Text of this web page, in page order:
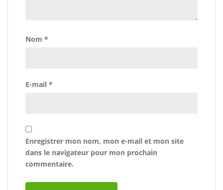
Nom *
E-mail *
Enregistrer mon nom, mon e-mail et mon site
dans le navigateur pour mon prochain
commentaire.